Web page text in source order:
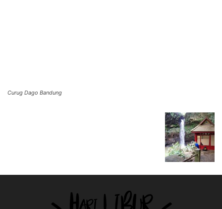
Curug Dago Bandung